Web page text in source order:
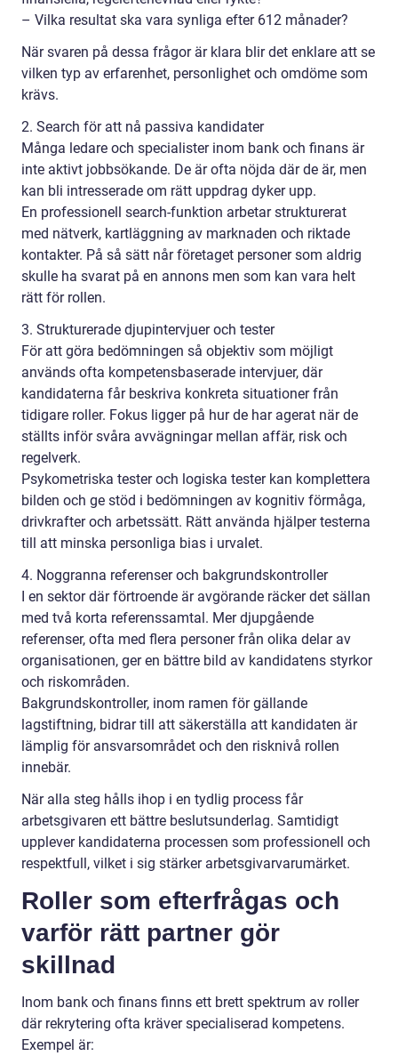
– Vilka resultat ska vara synliga efter 612 månader?
När svaren på dessa frågor är klara blir det enklare att se
vilken typ av erfarenhet, personlighet och omdöme som
krävs.
2. Search för att nå passiva kandidater
Många ledare och specialister inom bank och finans är
inte aktivt jobbsökande. De är ofta nöjda där de är, men
kan bli intresserade om rätt uppdrag dyker upp.
En professionell search-funktion arbetar strukturerat
med nätverk, kartläggning av marknaden och riktade
kontakter. På så sätt når företaget personer som aldrig
skulle ha svarat på en annons men som kan vara helt
rätt för rollen.
3. Strukturerade djupintervjuer och tester
För att göra bedömningen så objektiv som möjligt
används ofta kompetensbaserade intervjuer, där
kandidaterna får beskriva konkreta situationer från
tidigare roller. Fokus ligger på hur de har agerat när de
ställts inför svåra avvägningar mellan affär, risk och
regelverk.
Psykometriska tester och logiska tester kan komplettera
bilden och ge stöd i bedömningen av kognitiv förmåga,
drivkrafter och arbetssätt. Rätt använda hjälper testerna
till att minska personliga bias i urvalet.
4. Noggranna referenser och bakgrundskontroller
I en sektor där förtroende är avgörande räcker det sällan
med två korta referenssamtal. Mer djupgående
referenser, ofta med flera personer från olika delar av
organisationen, ger en bättre bild av kandidatens styrkor
och riskområden.
Bakgrundskontroller, inom ramen för gällande
lagstiftning, bidrar till att säkerställa att kandidaten är
lämplig för ansvarsområdet och den risknivå rollen
innebär.
När alla steg hålls ihop i en tydlig process får
arbetsgivaren ett bättre beslutsunderlag. Samtidigt
upplever kandidaterna processen som professionell och
respektfull, vilket i sig stärker arbetsgivarvarumärket.
Roller som efterfrågas och
varför rätt partner gör
skillnad
Inom bank och finans finns ett brett spektrum av roller
där rekrytering ofta kräver specialiserad kompetens.
Exempel är: